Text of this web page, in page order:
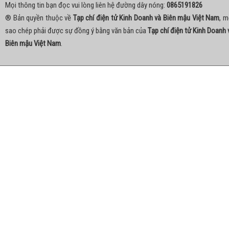
Mọi thông tin bạn đọc vui lòng liên hệ đường dây nóng: 0865191826
® Bản quyền thuộc về Tạp chí điện tử Kinh Doanh và Biên mậu Việt Nam,
sao chép phải được sự đồng ý bằng văn bản củaTạp chí điện tử Kinh Doanh
Biên mậu Việt Nam.